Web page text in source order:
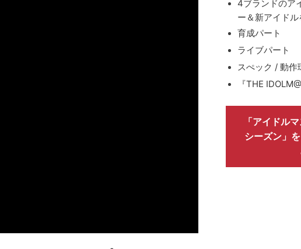
4ブランドのア
ー＆新アイドル
育成パート
ライブパート
スぺック / 動作
『THE
「アイドル
シーズン」